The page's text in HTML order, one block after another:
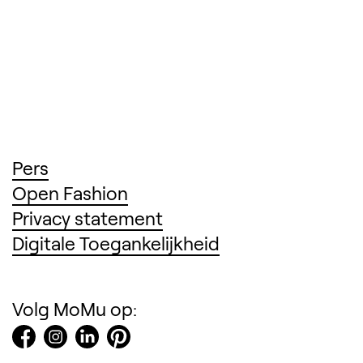
Pers
Open Fashion
Privacy statement(Opent in een nieuw
Digitale Toegankelijkheid
Volg MoMu op: